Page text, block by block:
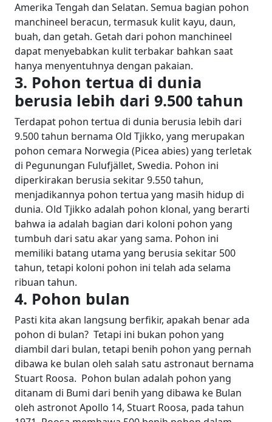
Amerika Tengah dan Selatan. Semua bagian pohon
manchineel beracun, termasuk kulit kayu, daun,
buah, dan getah. Getah dari pohon manchineel
dapat menyebabkan kulit terbakar bahkan saat
hanya menyentuhnya dengan pakaian.
3. Pohon tertua di dunia
berusia lebih dari 9.500 tahun
Terdapat pohon tertua di dunia berusia lebih dari
9.500 tahun bernama Old Tjikko, yang merupakan
pohon cemara Norwegia (Picea abies) yang terletak
di Pegunungan Fulufjället, Swedia. Pohon ini
diperkirakan berusia sekitar 9.550 tahun,
menjadikannya pohon tertua yang masih hidup di
dunia. Old Tjikko adalah pohon klonal, yang berarti
bahwa ia adalah bagian dari koloni pohon yang
tumbuh dari satu akar yang sama. Pohon ini
memiliki batang utama yang berusia sekitar 500
tahun, tetapi koloni pohon ini telah ada selama
ribuan tahun.
4. Pohon bulan
Pasti kita akan langsung berfikir, apakah benar ada
pohon di bulan? Tetapi ini bukan pohon yang
diambil dari bulan, tetapi benih pohon yang pernah
dibawa ke bulan oleh salah satu astronaut bernama
Stuart Roosa. Pohon bulan adalah pohon yang
ditanam di Bumi dari benih yang dibawa ke Bulan
oleh astronot Apollo 14, Stuart Roosa, pada tahun